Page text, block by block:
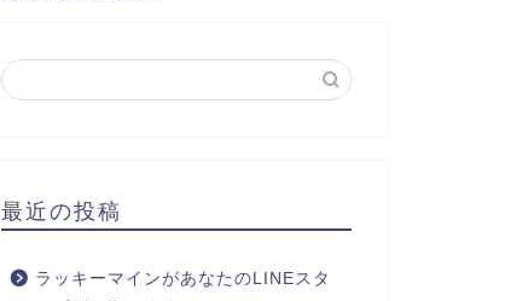
最近の投稿
ラッキーマインがあなたのLINEスタ